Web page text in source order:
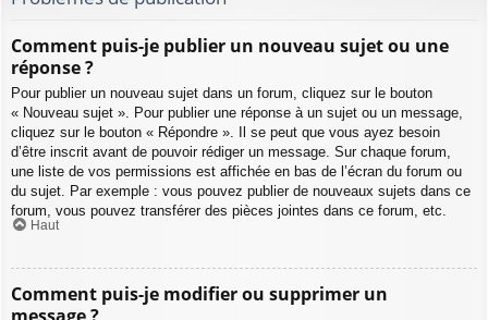
Comment puis-je publier un nouveau sujet ou une
réponse ?
Pour publier un nouveau sujet dans un forum, cliquez sur le bouton
« Nouveau sujet ». Pour publier une réponse à un sujet ou un message,
cliquez sur le bouton « Répondre ». Il se peut que vous ayez besoin
d’être inscrit avant de pouvoir rédiger un message. Sur chaque forum,
une liste de vos permissions est affichée en bas de l’écran du forum ou
du sujet. Par exemple : vous pouvez publier de nouveaux sujets dans ce
forum, vous pouvez transférer des pièces jointes dans ce forum, etc.
Haut
Comment puis-je modifier ou supprimer un